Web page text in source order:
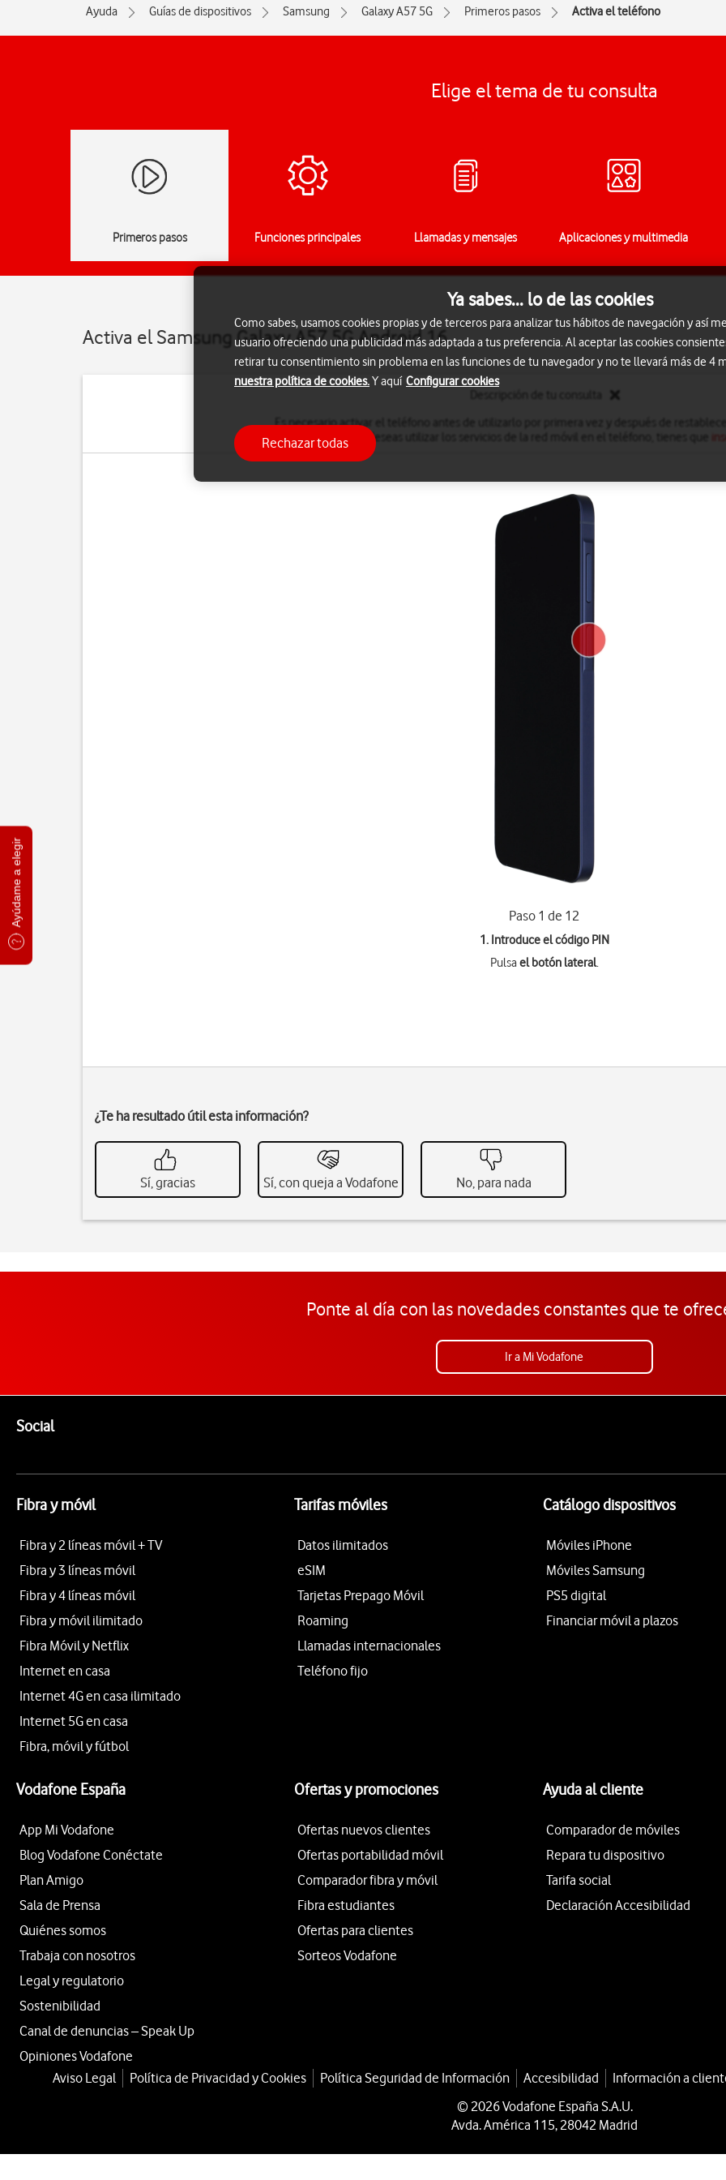
Ayúdame a elegir
Ayuda Guías de dispositivos Samsung Galaxy A57 5G Primeros pasos Activa el teléfono
Elige el tema de tu consulta
Primeros pasos Funciones principales Llamadas y mensajes Aplicaciones y multimedia
Activa el Samsung Galaxy A57 5G Android 16
Es necesario activar el teléfono antes de utilizarlo por primera vez y después de
predeterminada. Si deseas utilizar los servicios de la red móvil en el teléfono, tienes que
Paso 1 de 12
1. Introduce el código PIN
Pulsael botón lateral.
¿Te ha resultado útil esta información?
Sí, gracias Sí, con queja a Vodafone No, para nada
Ponte al día con las novedades constantes que te
Ir a Mi Vodafone
SocialEnlaces a las redes sociales de Vodafone
Fibra y móvil
Fibra y 2 líneas móvil + TV
Fibra y 3 líneas móvil
Fibra y 4 líneas móvil
Fibra y móvil ilimitado
Fibra Móvil y Netflix
Internet en casa
Internet 4G en casa ilimitado
Internet 5G en casa
Fibra, móvil y fútbol
Tarifas móviles
Datos ilimitados
eSIM
Tarjetas Prepago Móvil
Roaming
Llamadas internacionales
Teléfono fijo
Catálogo dispositivos
Móviles iPhone
Móviles Samsung
PS5 digital
Financiar móvil a plazos
Vodafone España
App Mi Vodafone
Blog Vodafone Conéctate
Plan Amigo
Sala de Prensa
Quiénes somos
Trabaja con nosotros
Legal y regulatorio
Sostenibilidad
Canal de denuncias – Speak Up
Opiniones Vodafone
Ofertas y promociones
Ofertas nuevos clientes
Ofertas portabilidad móvil
Comparador fibra y móvil
Fibra estudiantes
Ofertas para clientes
Sorteos Vodafone
Ayuda al cliente
Comparador de móviles
Repara tu dispositivo
Tarifa social
Declaración Accesibilidad
Aviso Legal Política de Privacidad y Cookies Política Seguridad de Información Accesibilidad Información a
© 2026 Vodafone España S.A.U.
Avda. América 115, 28042 Madrid
Ya sabes... lo de las cookies
Como sabes, usamos cookies propias y de terceros para analizar tus hábitos de navegación y así
usuario ofreciendo una publicidad más adaptada a tus preferencia. Al aceptar las cookies
retirar tu consentimiento sin problema en las funciones de tu navegador y no te llevará más de 4
nuestra política de cookies.Y aquí Configurar cookies
Rechazar todas